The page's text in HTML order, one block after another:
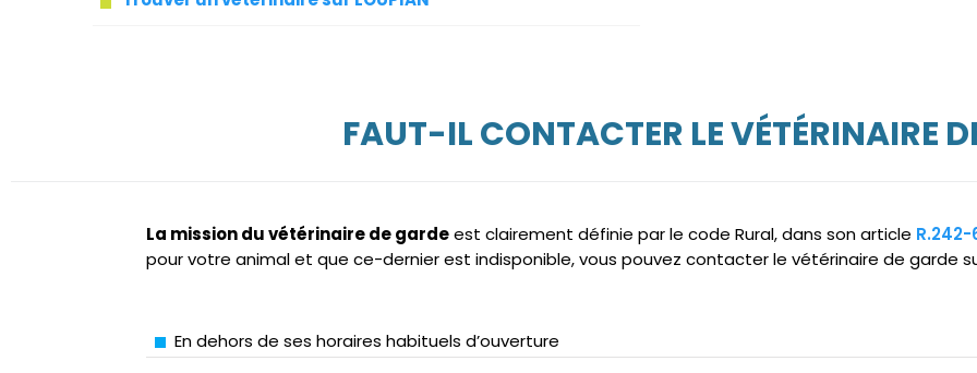
FAUT-IL CONTACTER LE VÉTÉRINAIRE
La mission du vétérinaire de gardeest clairement définie par le code Rural, dans son article R.242-
pour votre animal et que ce-dernier est indisponible, vous pouvez contacter le vétérinaire de garde sur
En dehors de ses horaires habituels d’ouverture